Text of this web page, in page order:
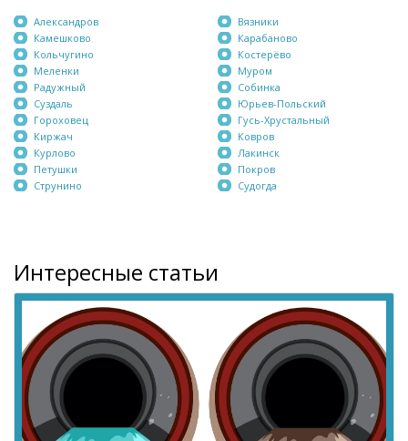
Александров
Камешково
Кольчугино
Меленки
Радужный
Суздаль
Вязники
Карабаново
Костерёво
Муром
Собинка
Юрьев-Польский
Гороховец
Киржач
Курлово
Петушки
Струнино
Гусь-Хрустальный
Ковров
Лакинск
Покров
Судогда
Интересные статьи